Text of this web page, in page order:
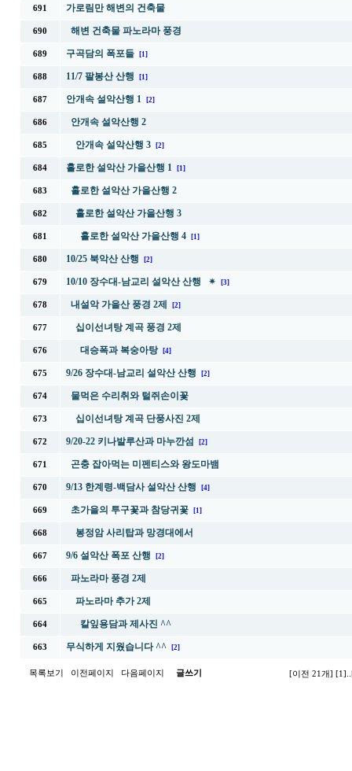
691 가로림만 해변의 건축물
690 해변 건축물 파노라마 풍경
689 구곡담의 폭포들 [1]
688 11/7 팔봉산 산행 [1]
687 안개속 설악산행 1 [2]
686 안개속 설악산행 2
685 안개속 설악산행 3 [2]
684 홀로한 설악산 가을산행 1 [1]
683 홀로한 설악산 가을산행 2
682 홀로한 설악산 가을산행 3
681 홀로한 설악산 가을산행 4 [1]
680 10/25 북악산 산행 [2]
679 10/10 장수대-남교리 설악산 산행 ✴ [3]
678 내설악 가을산 풍경 2제 [2]
677 십이선녀탕 계곡 풍경 2제
676 대승폭과 복숭아탕 [4]
675 9/26 장수대-남교리 설악산 산행 [2]
674 물먹은 수리취와 털쥐손이꽃
673 십이선녀탕 계곡 단풍사진 2제
672 9/20-22 키나발루산과 마누깐섬 [2]
671 곤충 잡아먹는 미펜티스와 왕도마뱀
670 9/13 한계령-백담사 설악산 산행 [4]
669 초가을의 투구꽃과 참당귀꽃 [1]
668 봉정암 사리탑과 망경대에서
667 9/6 설악산 폭포 산행 [2]
666 파노라마 풍경 2제
665 파노라마 추가 2제
664 칼잎용담과 제사진 ^^
663 무식하게 지웠습니다 ^^ [2]
목록보기 이전페이지 다음페이지 글쓰기 [이전 21개] [1]